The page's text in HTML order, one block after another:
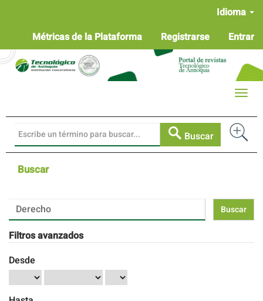
Contenido
principal
Barra
lateral
Idioma
Métricas de la Plataforma
Registrarse Entrar
Buscar
Toggle
Buscar
Buscar
artículos
por
Filtros avanzados
Desde